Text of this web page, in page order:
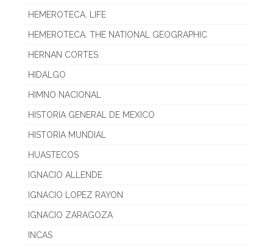
HEMEROTECA. LIFE
HEMEROTECA. THE NATIONAL GEOGRAPHIC
HERNAN CORTES
HIDALGO
HIMNO NACIONAL
HISTORIA GENERAL DE MEXICO
HISTORIA MUNDIAL
HUASTECOS
IGNACIO ALLENDE
IGNACIO LOPEZ RAYON
IGNACIO ZARAGOZA
INCAS